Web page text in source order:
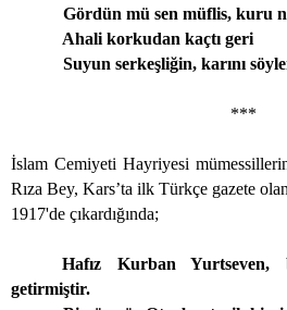
Gördün mü sen müflis, kuru
Ahali korkudan kaçtı geri
Suyun serkeşliğin, karını
***
İslam Cemiyeti Hayriyesi
Rıza Bey, Kars’ta ilk Türkçe gazete olan
1917'de çıkardığında;
Hafız Kurban
getirmiştir.